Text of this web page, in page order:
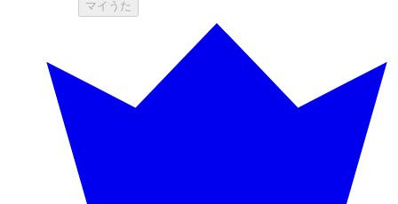
マイうた